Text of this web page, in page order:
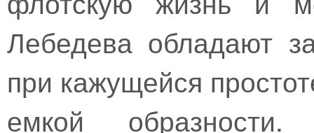
Лебедева обладают
при кажущейся
емкой